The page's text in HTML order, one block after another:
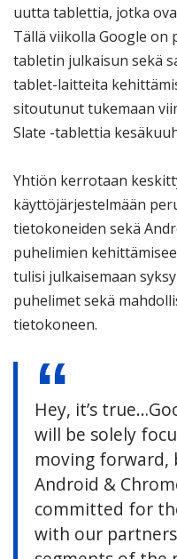
uutta tablettia, jotka
Tällä viikolla Google
tabletin julkaisun sekä
tablet-laitteita
sitoutunut tukemaan
Slate -tablettia
Yhtiön kerrotaan
käyttöjärjestelmään
tietokoneiden sekä
puhelimien
tulisi julkaisemaan
puhelimet sekä
tietokoneen.
Hey, it’s
will be solely
moving forward,
Android &
committed for
with our